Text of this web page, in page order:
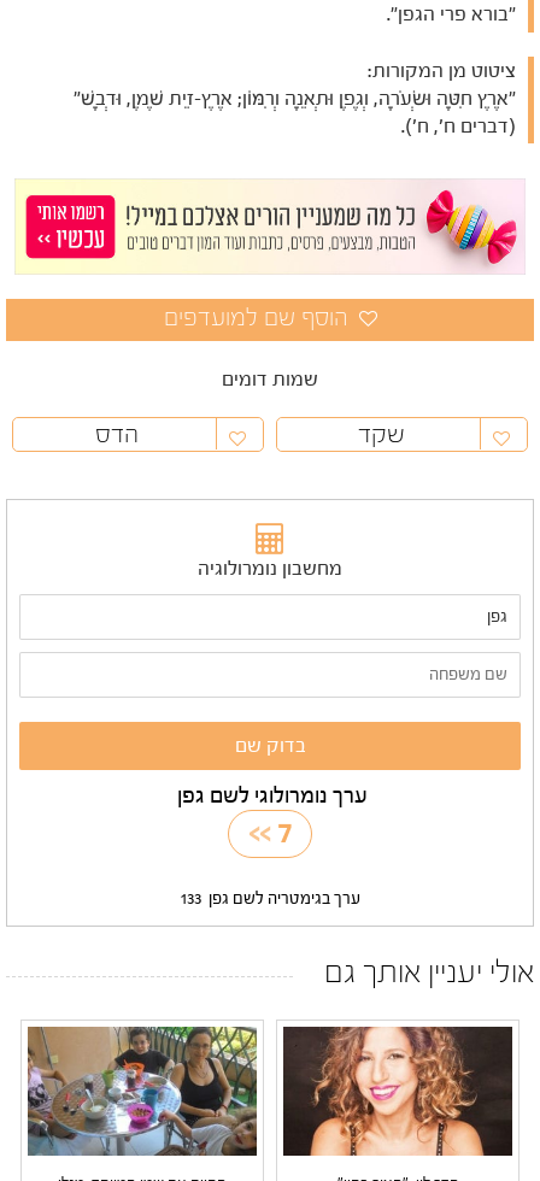
"בורא פרי הגפן".
ציטוט מן המקורות:
"אֶרֶץ חִטָּה וּשְׂעֹרָה, וְגֶפֶן וּתְאֵנָה וְרִמּוֹן; אֶרֶץ-זֵית שֶׁמֶן, וּדְבָשׁ"
(דברים ח', ח').
שמות דומים
שקד הדס
מחשבון נומרולוגיה
ערך נומרולוגי לשם גפן
7
>>
ערך בגימטריה לשם גפן 133
אולי יעניין אותך גם